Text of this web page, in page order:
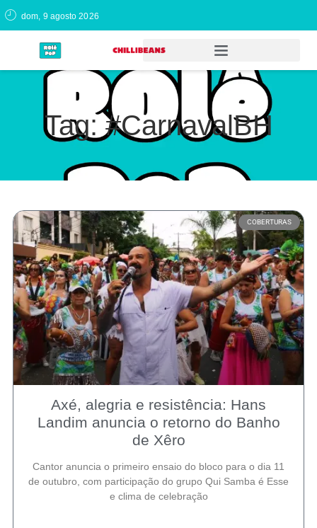
dom, 9 agosto 2026
Tag: #CarnavalBH
COBERTURAS
Axé, alegria e resistência: Hans
Landim anuncia o retorno do Banho
de Xêro
Cantor anuncia o primeiro ensaio do bloco para o dia 11
de outubro, com participação do grupo Qui Samba é Esse
e clima de celebração